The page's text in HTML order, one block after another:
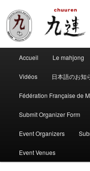
contenu
principalChuuren
convivial
principal
Accueil Le mahjong
Vidéos 日本語のお知
Fédération Française de
Submit Organizer Form
Event Organizers
Event Venues